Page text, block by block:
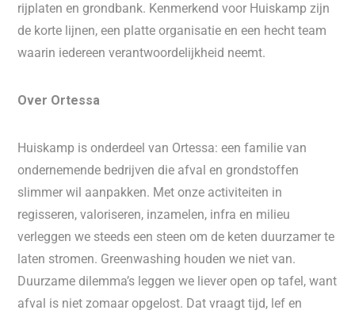
rijplaten en grondbank. Kenmerkend voor Huiskamp zijn
de korte lijnen, een platte organisatie en een hecht team
waarin iedereen verantwoordelijkheid neemt.
Over Ortessa
Huiskamp is onderdeel van Ortessa: een familie van
ondernemende bedrijven die afval en grondstoffen
slimmer wil aanpakken. Met onze activiteiten in
regisseren, valoriseren, inzamelen, infra en milieu
verleggen we steeds een steen om de keten duurzamer te
laten stromen. Greenwashing houden we niet van.
Duurzame dilemma’s leggen we liever open op tafel, want
afval is niet zomaar opgelost. Dat vraagt tijd, lef en